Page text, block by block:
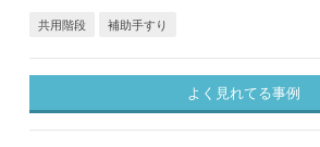
共用階段 補助手すり
よく見れてる事例